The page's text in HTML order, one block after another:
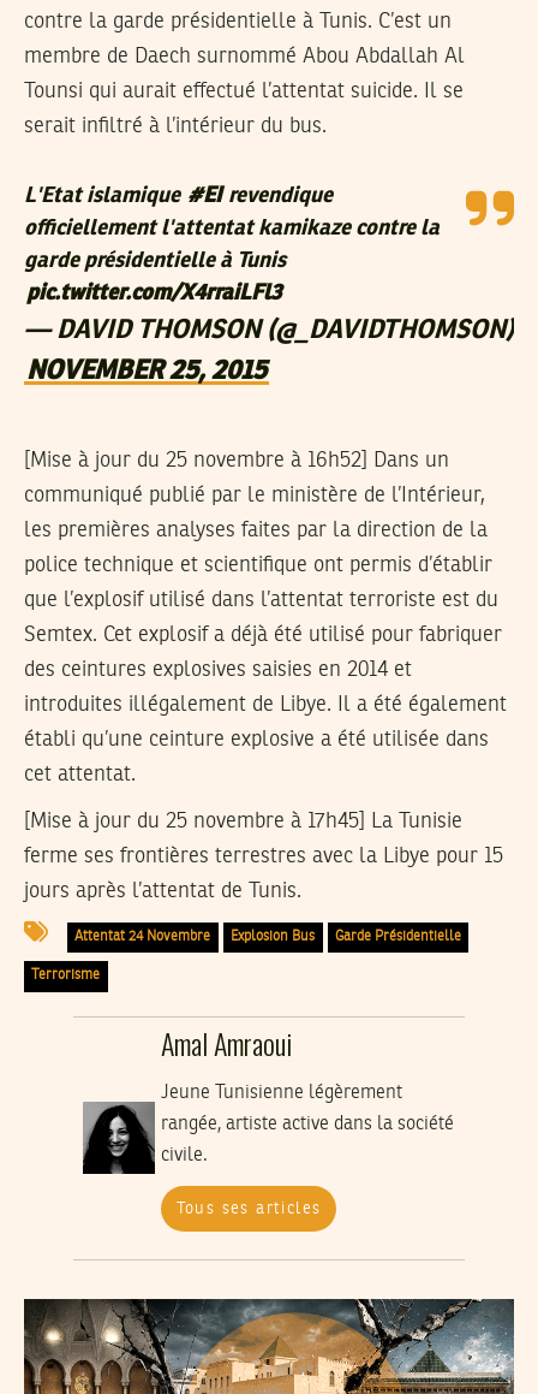
contre la garde présidentielle à Tunis. C’est un
membre de Daech surnommé Abou Abdallah Al
Tounsi qui aurait effectué l’attentat suicide. Il se
serait infiltré à l’intérieur du bus.
L'Etat islamique #EIrevendique
officiellement l'attentat kamikaze contre la
garde présidentielle à Tunis
pic.twitter.com/X4rraiLFl3
— DAVID THOMSON (@_DAVIDTHOMSON)
NOVEMBER 25, 2015
[Mise à jour du 25 novembre à 16h52]
Dans un
communiqué publié par le ministère de l’Intérieur,
les premières analyses faites par la direction de la
police technique et scientifique ont permis d’établir
que l’explosif utilisé dans l’attentat terroriste est du
Semtex. Cet explosif a déjà été utilisé pour fabriquer
des ceintures explosives saisies en 2014 et
introduites illégalement de Libye. Il a été également
établi qu’une ceinture explosive a été utilisée dans
cet attentat.
[Mise à jour du 25 novembre à 17h45]
La Tunisie
ferme ses frontières terrestres avec la Libye pour 15
jours après l’attentat de Tunis.
Attentat 24 Novembre Explosion Bus Garde Présidentielle
Terrorisme
Amal Amraoui
Jeune Tunisienne légèrement
rangée, artiste active dans la société
civile.
Tous ses articles